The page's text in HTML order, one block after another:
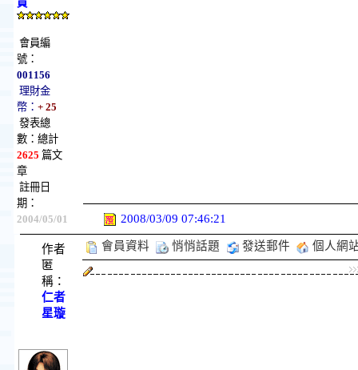
員
會員編
號：
001156
理財金
幣： + 25
發表總
數：總計
2625 篇文
章
註冊日
期：
2004/05/01
2008/03/09 07:46:21
作者
匿
稱：
仁者
星璇
會員資料 悄悄話題 發送郵件 個人網